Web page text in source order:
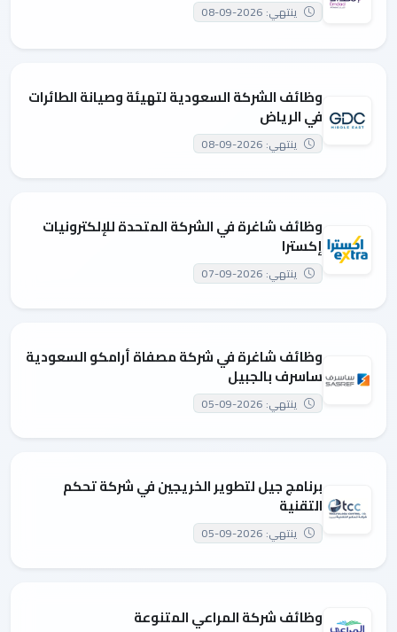
ينتهي: 2026-09-08
وظائف الشركة السعودية لتهيئة وصيانة الطائرات
في الرياض
ينتهي: 2026-09-08
وظائف شاغرة في الشركة المتحدة للإلكترونيات
إكسترا
ينتهي: 2026-09-07
وظائف شاغرة في شركة مصفاة أرامكو السعودية
ساسرف بالجبيل
ينتهي: 2026-09-05
برنامج جيل لتطوير الخريجين في شركة تحكم
التقنية
ينتهي: 2026-09-05
وظائف شركة المراعي المتنوعة